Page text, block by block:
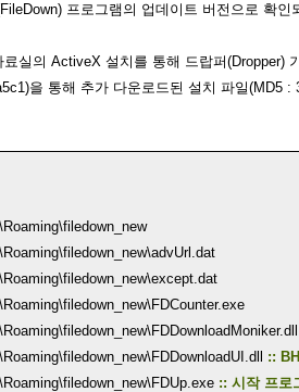
프로그램의 업데이트 버전으로 확인
실의 ActiveX 설치를 통해 드랍퍼(Dropper)
을 통해 추가 다운로드된 설치 파일(MD5
::
:: 시작 프로